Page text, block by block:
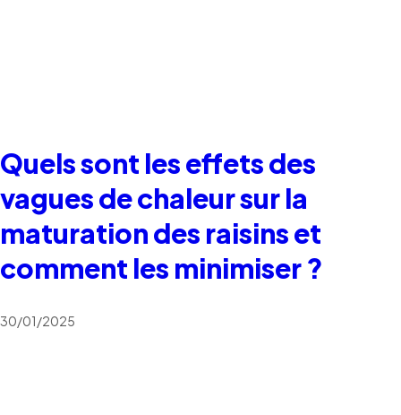
Quels sont les effets des
vagues de chaleur sur la
maturation des raisins et
comment les minimiser ?
30/01/2025